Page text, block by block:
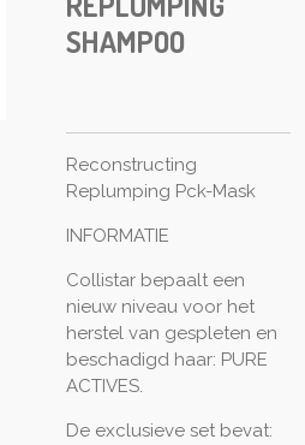
SHAMPOO
Reconstructing
Replumping Pck-Mask
INFORMATIE
Collistar bepaalt een
nieuw niveau voor het
herstel van gespleten en
beschadigd haar: PURE
ACTIVES.
De exclusieve set bevat: